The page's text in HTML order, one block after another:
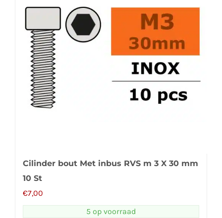
Cilinder bout Met inbus RVS m 3 X 30 mm
10 St
€7,00
5 op voorraad